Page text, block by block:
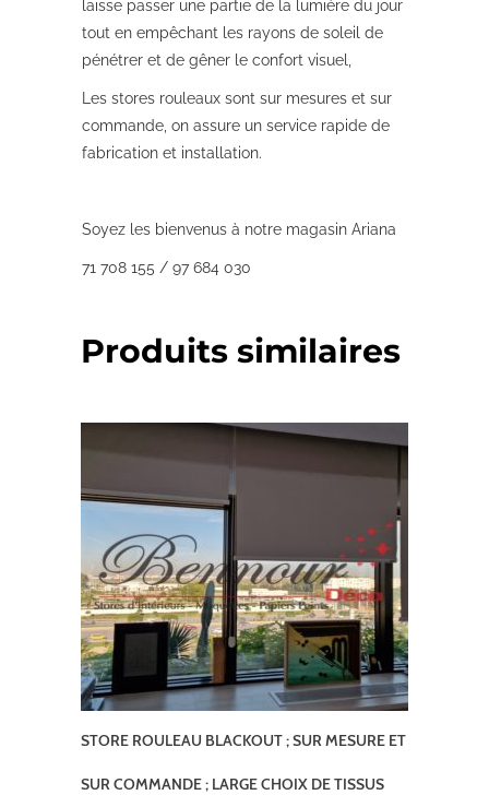
laisse passer une partie de la lumière du jour
tout en empêchant les rayons de soleil de
pénétrer et de gêner le confort visuel,
Les stores rouleaux sont sur mesures et sur
commande, on assure un service rapide de
fabrication et installation.
Soyez les bienvenus à notre magasin Ariana
71 708 155 / 97 684 030
Produits similaires
STORE ROULEAU BLACKOUT ; SUR MESURE ET
SUR COMMANDE ; LARGE CHOIX DE TISSUS